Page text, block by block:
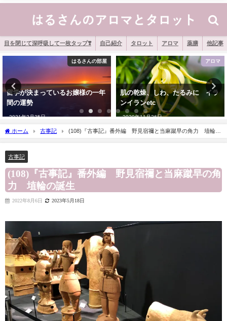
目を閉じて深呼吸して一枚タップ❣️ 自己紹介 タロット アロマ 薬膳 他記事
一年
アロマ
肌の乾燥、しわ、たるみに イラ
2020年11月26日
手足の冷えに レモンとロ
リー
2020年11月10日
ホーム 古事記
(108)『古事記』番外編 野見宿禰と当麻蹴早の角力 埴輪の
古事記
(108)『古事記』番外編 野見宿禰と当麻蹴早の角
力 埴輪の誕生
2022年8月6日 2023年5月18日